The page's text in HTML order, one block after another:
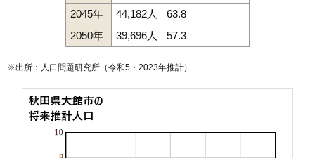
2045年
44,182人
63.8
2050年
39,696人 57.3
※出所：人口問題研究所（令和5・2023年推計）